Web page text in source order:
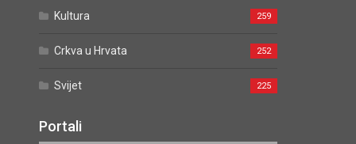
Kultura 259
Crkva u Hrvata 252
Svijet 225
Portali